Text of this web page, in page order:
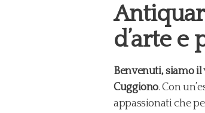
d’arte e
Benvenuti, siamo
Cuggiono. Con
appassionati che